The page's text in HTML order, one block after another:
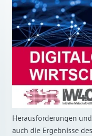
Herausforderungen
auch die Ergebnisse